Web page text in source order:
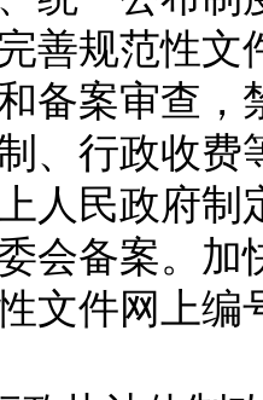
善规范性
备案审查
、行政收
人民政府
会备案。
文件网上